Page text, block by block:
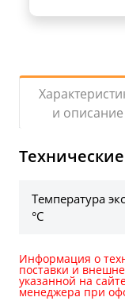
и описание
Температура
°С
Информация о
поставки и
указанной на
менеджера при